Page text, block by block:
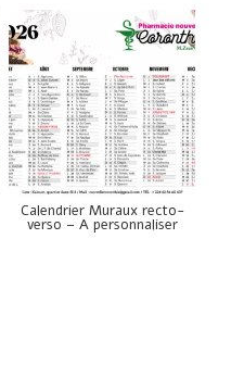
Calendrier Muraux recto-
verso – A personnaliser